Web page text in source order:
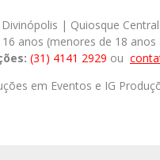
| Quiosque
16 anos (menores de 18
(31) 4141 2929 ou
em Eventos e IG